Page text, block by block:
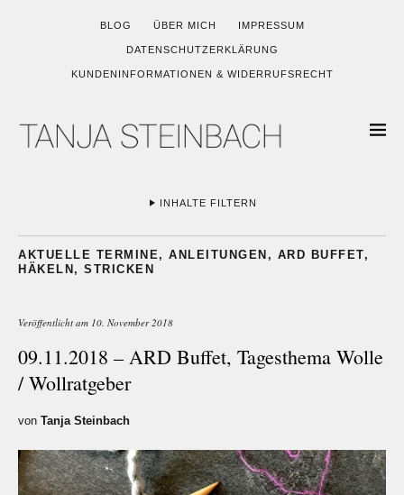
BLOG ÜBER MICH IMPRESSUM
DATENSCHUTZERKLÄRUNG
KUNDENINFORMATIONEN & WIDERRUFSRECHT
INHALTE FILTERN
AKTUELLE TERMINE, ANLEITUNGEN , ARD BUFFET,
HÄKELN , STRICKEN
Veröffentlicht am 10. November 2018
09.11.2018 – ARD Buffet, Tagesthema Wolle
/ Wollratgeber
von Tanja Steinbach